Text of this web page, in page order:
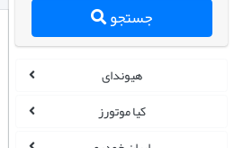
جستجو
هیوندای
کیا موتورز